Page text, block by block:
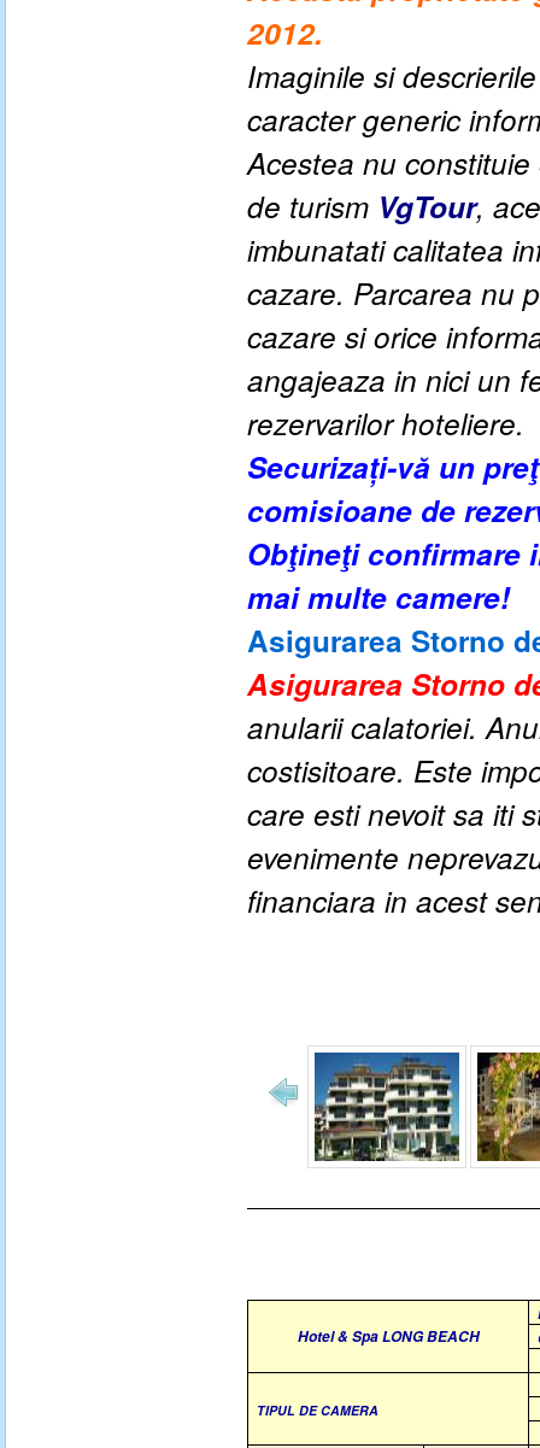
2012.
Imaginile si
caracter generic
Acestea nu
de turism VgTour,
imbunatati calitatea
cazare. Parcarea nu
cazare si orice
angajeaza in nici un
rezervarilor hoteliere.
Securizați-vă un
comisioane de
Obţineţi confirmare
mai multe camere!
Asigurarea Storno
Asigurarea Storno
anularii calatoriei.
costisitoare. Este
care esti nevoit sa iti
evenimente
financiara in acest
Hotel & Spa LONG BEACH
TIPUL DE CAMERA